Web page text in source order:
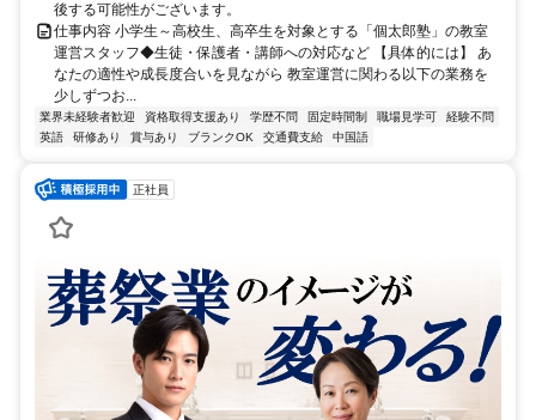
後する可能性がございます。
仕事内容 小学生～高校生、高卒生を対象とする「個太郎塾」の教室
運営スタッフ◆生徒・保護者・講師への対応など 【具体的には】 あ
なたの適性や成長度合いを見ながら 教室運営に関わる以下の業務を
少しずつお...
業界未経験者歓迎 資格取得支援あり 学歴不問 固定時間制 職場見学可
経験不問
英語
研修あり 賞与あり ブランクOK 交通費支給 中国語
正社員